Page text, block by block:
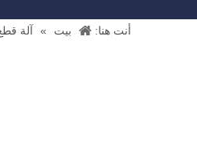
أنت هنا: بيت » آلة